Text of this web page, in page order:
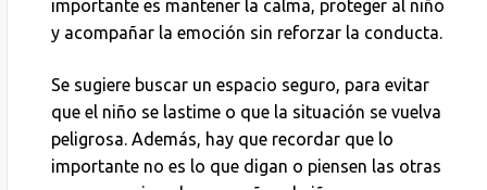
importante es mantener la calma, proteger al niño
y acompañar la emoción sin reforzar la conducta.
Se sugiere buscar un espacio seguro, para evitar
que el niño se lastime o que la situación se vuelva
peligrosa. Además, hay que recordar que lo
importante no es lo que digan o piensen las otras